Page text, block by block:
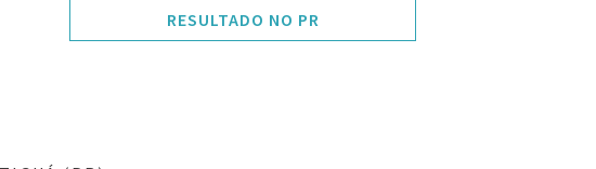
RESULTADO NO PR